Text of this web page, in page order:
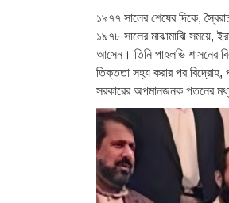
১৯৭৭ সালের শেষের দিকে,
১৯৭৮ সালের মাঝামাঝি সময়ে,
আসেন। তিনি পাহলভি শাসনের
তিক্ততা সহ্য করার পর বিদ্রোহ,
সরকারের অপমানজনক পতনের